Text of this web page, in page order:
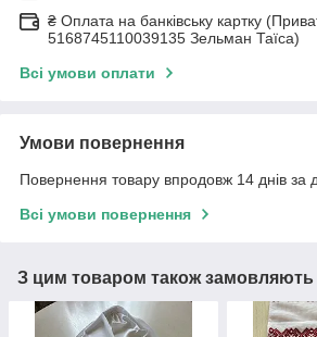
₴ Оплата на банківську картку
5168745110039135 Зельман Таїса)
Всі умови оплати
Умови повернення
Повернення товару впродовж 14 днів за
Всі умови повернення
З цим товаром також замовляють